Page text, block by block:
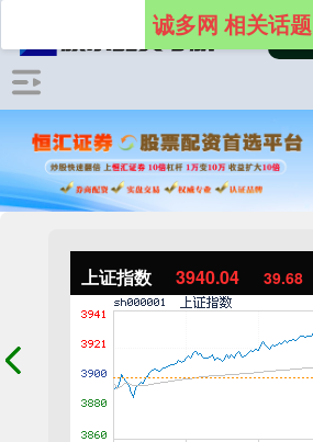
上证指数 3940.04 39.68
诚多网 相关话题